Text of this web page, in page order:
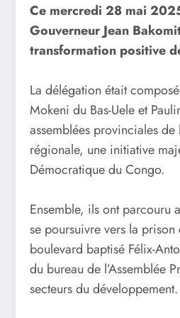
Ce mercredi 28 mai
Gouverneur Jean
transformation positive
La délégation était
Mokeni du Bas-Uele et
assemblées provinciales
régionale, une initiative
Démocratique du Congo.
Ensemble, ils ont parcouru
se poursuivre vers la
boulevard baptisé Félix-
du bureau de l’Assemblée
secteurs du développement.